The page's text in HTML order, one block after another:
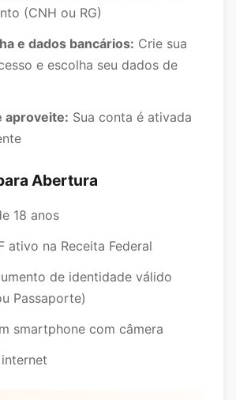
(CNH ou RG)
e dados bancários: Crie sua
e escolha seu dados de
aproveite: Sua conta é ativada
Abertura
18 anos
ativo na Receita Federal
de identidade válido
Passaporte)
smartphone com câmera